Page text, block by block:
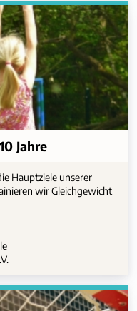
Jahre
Hauptziele unserer
wir Gleichgewicht